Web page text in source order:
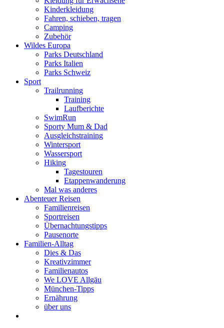
Kinderkleidung
Fahren, schieben, tragen
Camping
Zubehör
Wildes Europa
Parks Deutschland
Parks Italien
Parks Schweiz
Sport
Trailrunning
Training
Laufberichte
SwimRun
Sporty Mum & Dad
Ausgleichstraining
Wintersport
Wassersport
Hiking
Tagestouren
Etappenwanderung
Mal was anderes
Abenteuer Reisen
Familienreisen
Sportreisen
Übernachtungstipps
Pausenorte
Familien-Alltag
Dies & Das
Kreativzimmer
Familienautos
We LOVE Allgäu
München-Tipps
Ernährung
über uns